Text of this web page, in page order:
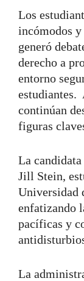
Los
incómodos y
generó
derecho a
entorno
estudiantes.
continúan
figuras
La
Jill Stein,
Universidad
enfatizando
pacíficas y
La